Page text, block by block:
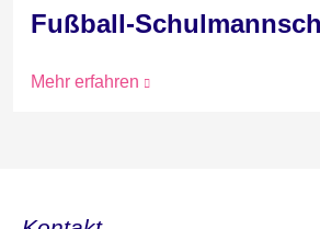
Fußball-
Mehr erfahren